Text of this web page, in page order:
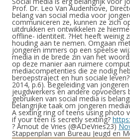
Prof. Dr. Leo Van Audenhove,
belang van social media voor
communiceren ze, kunnen ze zich
uitdrukken en ontwikkelen ze
offline- identiteit. ?Het heeft weinig
houding aan te nemen. Omgaan
jongeren immers op een speelse
media in de brede zin van het
op deze manier aan ruimere
mediacompetenties die ze nodig
beroepstraject en hun sociale
2014, p.6). Begeleiding van
jeugdwerkers en andere opvoeders
gebruiken van social media is
belangrijke taak om jongeren
A sexting ring of teens using photo
if your teen is secretly sexting?
? Arnout de Vries (@ADeVries23)
Stappenplan van Bureau Jeugd en